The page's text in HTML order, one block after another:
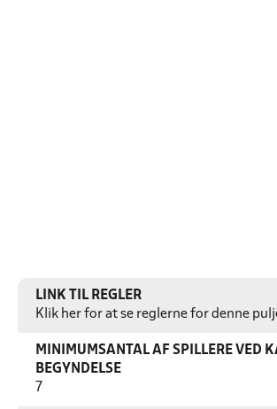
LINK TIL REGLER
Klik her for at se reglerne for denne
MINIMUMSANTAL AF SPILLERE VED
BEGYNDELSE
7